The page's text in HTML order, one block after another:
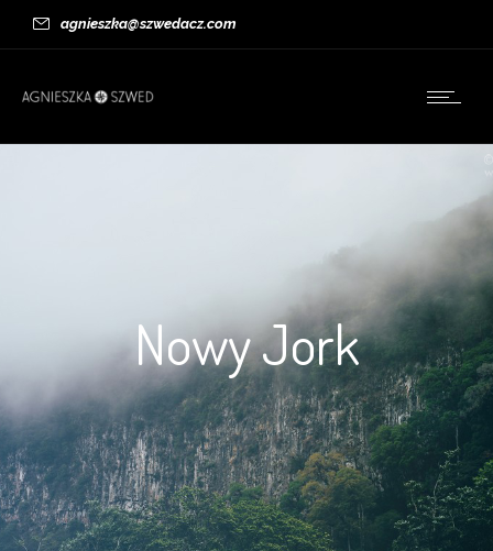
agnieszka@szwedacz.com
Nowy Jork